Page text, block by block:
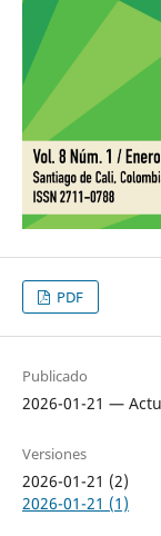
PDF
Publicado
2026-01-21 —
Versiones
2026-01-21 (2)
2026-01-21 (1)